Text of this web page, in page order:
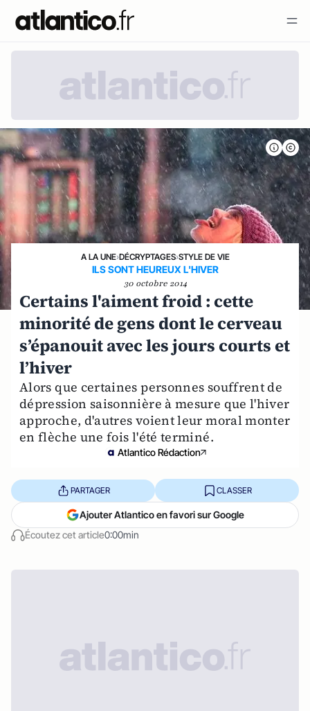
A LA UNE›DÉCRYPTAGES›STYLE DE VIE
ILS SONT HEUREUX L'HIVER
30 octobre 2014
Certains l'aiment froid : cette
minorité de gens dont le cerveau
s’épanouit avec les jours courts et
l’hiver
Alors que certaines personnes souffrent de
dépression saisonnière à mesure que l'hiver
approche, d'autres voient leur moral monter
en flèche une fois l'été terminé.
Atlantico Rédaction
Écoutez cet article0:00min
PARTAGER CLASSER
Ajouter Atlantico en favori sur Google